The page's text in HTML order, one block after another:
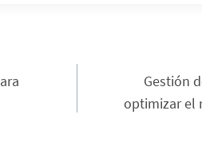
Gestión
optimizar el